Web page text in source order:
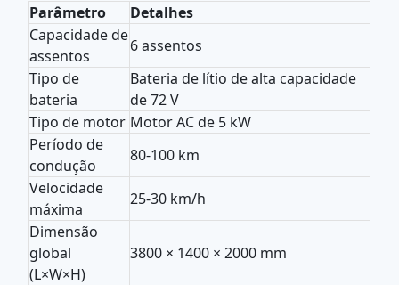
Parâmetro
Detalhes
Capacidade de
assentos
6 assentos
Tipo de
bateria
Bateria de lítio de alta capacidade
de 72 V
Tipo de motor Motor AC de 5 kW
Período de
condução
80-100 km
Velocidade
máxima
25-30 km/h
Dimensão
global
(L×W×H)
3800 × 1400 × 2000 mm